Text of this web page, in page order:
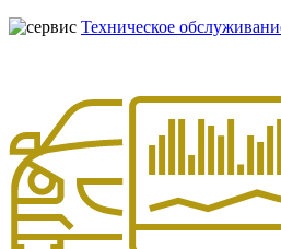
Техническое